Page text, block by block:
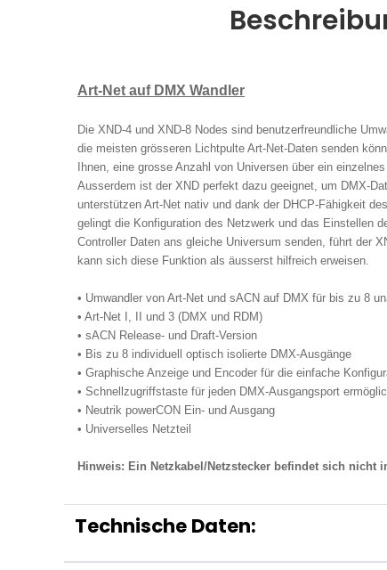
Art-Net auf DMX Wandler
Die XND-4 und XND-8 Nodes sind benutzerfreundliche
die meisten grösseren Lichtpulte Art-Net-Daten senden
Ihnen, eine grosse Anzahl von Universen über ein
Ausserdem ist der XND perfekt dazu geeignet, um DMX-
unterstützen Art-Net nativ und dank der DHCP-Fähigkeit
gelingt die Konfiguration des Netzwerk und das Einstellen
Controller Daten ans gleiche Universum senden, führt der
kann sich diese Funktion als äusserst hilfreich erweisen.
• Umwandler von Art-Net und sACN auf DMX für bis zu 8
• Art-Net I, II und 3 (DMX und RDM)
• sACN Release- und Draft-Version
• Bis zu 8 individuell optisch isolierte DMX-Ausgänge
• Graphische Anzeige und Encoder für die einfache
• Schnellzugriffstaste für jeden DMX-Ausgangsport
• Neutrik powerCON Ein- und Ausgang
• Universelles Netzteil
Hinweis: Ein Netzkabel/Netzstecker befindet sich nicht
Technische Daten: